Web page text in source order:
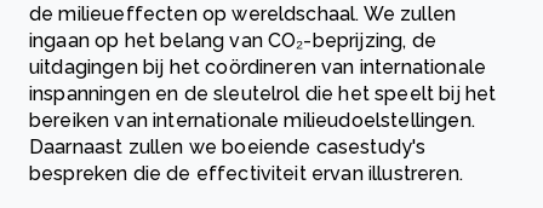
de milieueffecten op wereldschaal. We zullen
ingaan op het belang van CO₂-beprijzing, de
uitdagingen bij het coördineren van internationale
inspanningen en de sleutelrol die het speelt bij het
bereiken van internationale milieudoelstellingen.
Daarnaast zullen we boeiende casestudy's
bespreken die de effectiviteit ervan illustreren.